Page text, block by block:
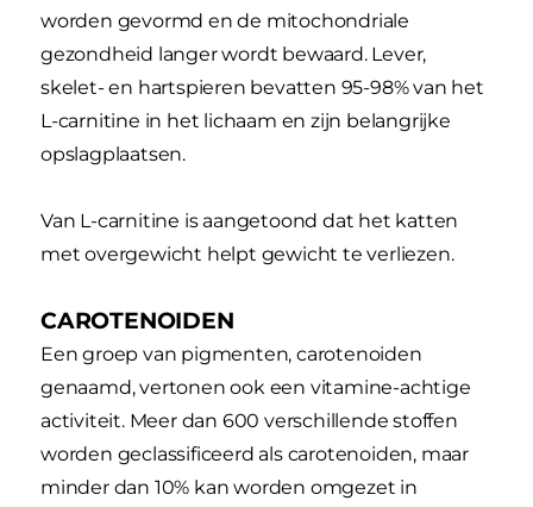
worden gevormd en de mitochondriale
gezondheid langer wordt bewaard. Lever,
skelet- en hartspieren bevatten 95-98% van het
L-carnitine in het lichaam en zijn belangrijke
opslagplaatsen.
Van L-carnitine is aangetoond dat het katten
met overgewicht helpt gewicht te verliezen.
CAROTENOIDEN
Een groep van pigmenten, carotenoiden
genaamd, vertonen ook een vitamine-achtige
activiteit. Meer dan 600 verschillende stoffen
worden geclassificeerd als carotenoiden, maar
minder dan 10% kan worden omgezet in